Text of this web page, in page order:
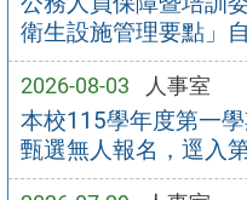
衛生設施管理要點」
2026-08-03 人事室
本校115學年度第一
甄選無人報名，逕入